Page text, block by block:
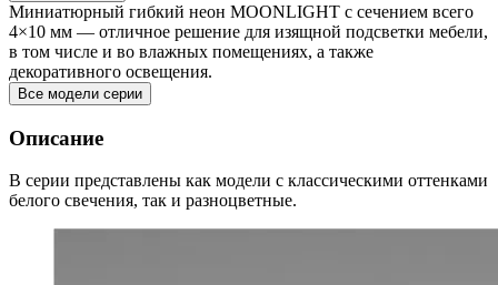
Миниатюрный гибкий неон MOONLIGHT с сечением всего
4×10 мм — отличное решение для изящной подсветки мебели,
в том числе и во влажных помещениях, а также
декоративного освещения.
Все модели серии
Описание
В серии представлены как модели с классическими оттенками
белого свечения, так и разноцветные.